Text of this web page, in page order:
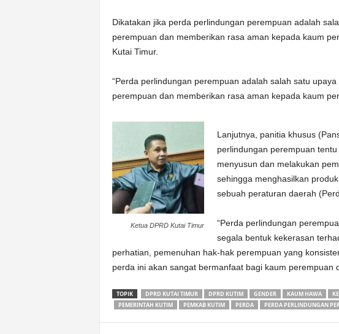
Dikatakan jika perda perlindungan perempuan adalah
perempuan dan memberikan rasa aman kepada kaum
Kutai Timur.
“Perda perlindungan perempuan adalah salah satu
perempuan dan memberikan rasa aman kepada kaum
Ketua DPRD Kutai Timur
Lanjutnya, panitia khusus
perlindungan perempuan
menyusun dan melakukan
sehingga menghasilkan
sebuah peraturan daerah
“Perda perlindungan
segala bentuk kekerasan
perhatian, pemenuhan hak-hak perempuan yang
perda ini akan sangat bermanfaat bagi kaum perempuan
TOPIK DPRD KUTAI TIMUR DPRD KUTIM GENDER KAUM HAWA
PEMERINTAH KUTIM
PEMKAB KUTIM PERDA PERDA PERLINDUNGAN